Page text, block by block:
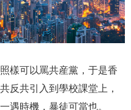
樣可以罵共産黨，于是香
反共引入到學校課堂上，
遇時機，暴徒可當也。